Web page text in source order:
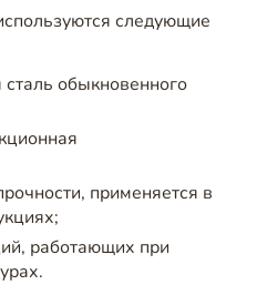
следующие
обыкновенного
применяется в
работающих при